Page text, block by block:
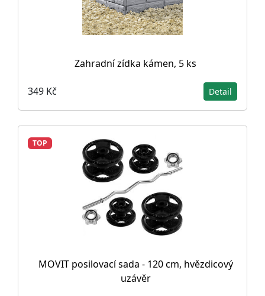
Zahradní zídka kámen, 5 ks
349 Kč Detail
TOP
MOVIT posilovací sada - 120 cm, hvězdicový
uzávěr